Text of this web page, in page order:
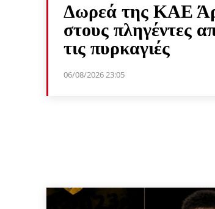
Δωρεά της ΚΑΕ
στους πληγέντες
τις πυρκαγιές
06/08/2026 23:05